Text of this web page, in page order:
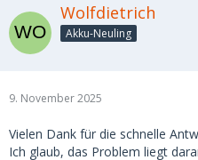
Wolfdietrich
Akku-Neuling
9. November 2025
Vielen Dank für die schnelle
Ich glaub, das Problem liegt